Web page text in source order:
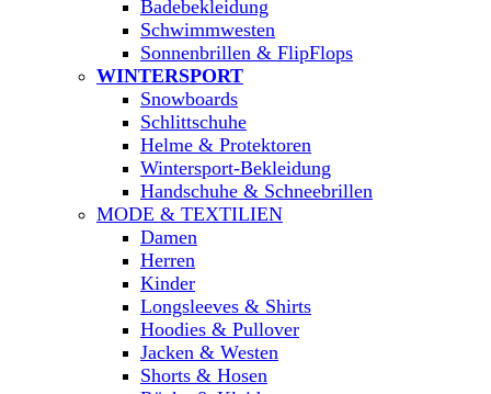
Badebekleidung
Schwimmwesten
Sonnenbrillen & FlipFlops
WINTERSPORT
Snowboards
Schlittschuhe
Helme & Protektoren
Wintersport-Bekleidung
Handschuhe & Schneebrillen
MODE & TEXTILIEN
Damen
Herren
Kinder
Longsleeves & Shirts
Hoodies & Pullover
Jacken & Westen
Shorts & Hosen